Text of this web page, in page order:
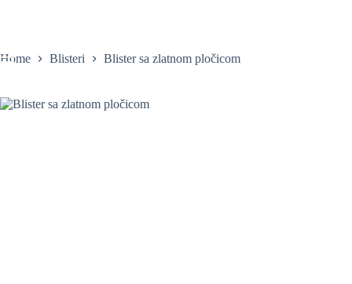
Home
Blisteri Blister sa zlatnom pločicom